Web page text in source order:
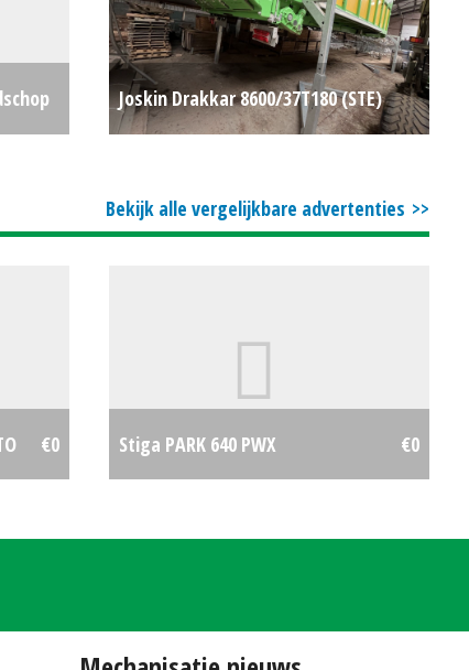
Joskin Drakkar 8600/37T180 (STE)
Bekijk alle vergelijkbare advertenties
€0 Stiga PARK 640 PWX €0